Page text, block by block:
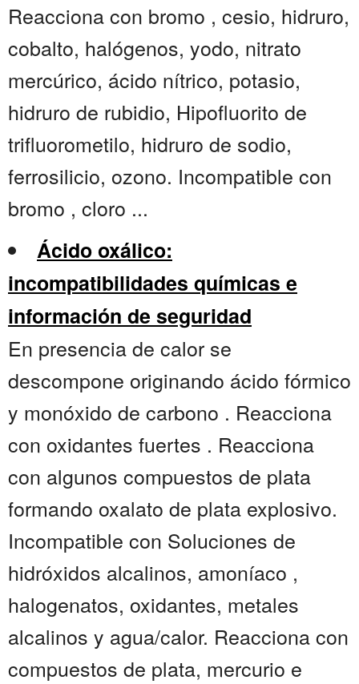
Reacciona con bromo , cesio, hidruro,
cobalto, halógenos, yodo, nitrato
mercúrico, ácido nítrico, potasio,
hidruro de rubidio, Hipofluorito de
trifluorometilo, hidruro de sodio,
ferrosilicio, ozono. Incompatible con
bromo , cloro ...
Ácido oxálico:
incompatibilidades químicas e
información de seguridad
En presencia de calor se
descompone originando ácido fórmico
y monóxido de carbono . Reacciona
con oxidantes fuertes . Reacciona
con algunos compuestos de plata
formando oxalato de plata explosivo.
Incompatible con Soluciones de
hidróxidos alcalinos, amoníaco ,
halogenatos, oxidantes, metales
alcalinos y agua/calor. Reacciona con
compuestos de plata, mercurio e